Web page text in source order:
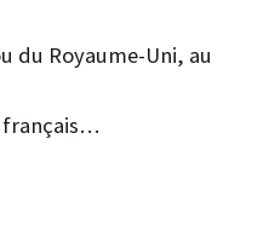
du Royaume-Uni, au
français…